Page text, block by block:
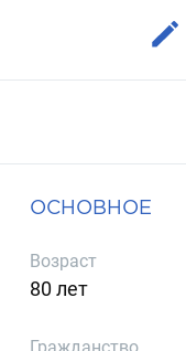
ОСНОВНОЕ
Возраст
80 лет
Гражданство